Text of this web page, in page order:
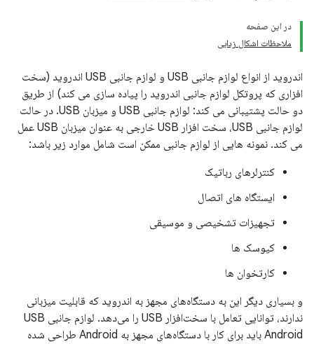
در این صفحه
ملاحظات اشکال زدایی
اندروید از انواع لوازم جانبی USB و لوازم جانبی USB اندروید (سخت
افزاری که پروتکل لوازم جانبی اندروید را پیاده سازی می کند) از طریق
دو حالت پشتیبانی می کند: لوازم جانبی USB و میزبان USB. در حالت
لوازم جانبی USB، سخت افزار USB خارجی به عنوان میزبان USB عمل
می کند. نمونه هایی از لوازم جانبی ممکن است شامل موارد زیر باشد:
کنترلرهای رباتیک
ایستگاه های اتصال
تجهیزات تشخیصی و موسیقی
کیوسک ها
کارتخوان ها
و بسیاری دیگر این به دستگاه‌های مجهز به اندروید که قابلیت میزبانی
ندارند، توانایی تعامل با سخت‌افزار USB را می‌دهد. لوازم جانبی USB
Android باید برای کار با دستگاه‌های مجهز به Android طراحی شده